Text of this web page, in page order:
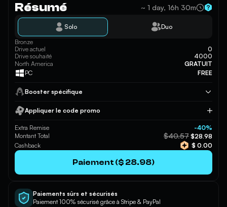
Résumé ~ 1 day, 16h 30m
Solo Duo
Bronze
Drive actuel
0
Drive souhaité
4000
North America
GRATUIT
PC
FREE
Booster spécifique
Appliquer le code promo
Appliquer
Extra Remise
-40%
Montant Total
$40.57 $28.98
Cashback
$ 0.00
Paiement ($ 28.98)
Paiements sûrs et sécurisés
Paiement 100% sécurisé grâce à Stripe & PayPal